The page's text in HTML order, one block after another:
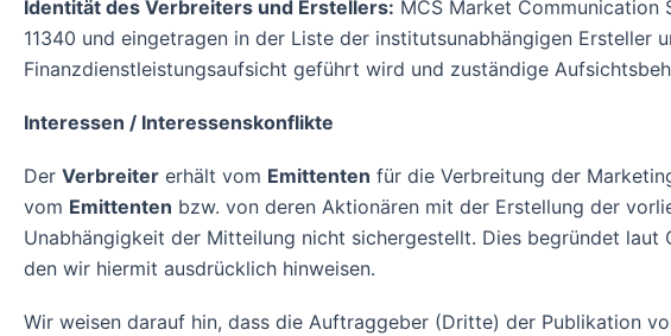
Identität des Verbreiters und Erstellers: MCS Market Communication
11340 und eingetragen in der Liste der institutsunabhängigen
Finanzdienstleistungsaufsicht geführt wird und zuständige
Interessen / Interessenskonflikte
Der Verbreiter erhält vom Emittenten für die Verbreitung der
vom Emittenten bzw. von deren Aktionären mit der Erstellung der
Unabhängigkeit der Mitteilung nicht sichergestellt. Dies begründet laut
den wir hiermit ausdrücklich hinweisen.
Wir weisen darauf hin, dass die Auftraggeber (Dritte) der Publikation